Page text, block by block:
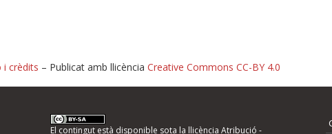
informeu d'errors
i crèdits – Publicat amb llicència Creative Commons CC-BY 4.0
El contingut està disponible sota la llicència Atribució -